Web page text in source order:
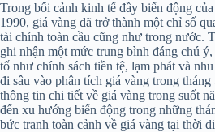
Trong bối cảnh kinh tế đầy biến động
1990, giá vàng đã trở thành một chỉ số
tài chính toàn cầu cũng như trong nước.
ghi nhận một mức trung bình đáng chú
tố như chính sách tiền tệ, lạm phát và
đi sâu vào phân tích giá vàng trong
thông tin chi tiết về giá vàng trong suốt
đến xu hướng biến động trong những
bức tranh toàn cảnh về giá vàng tại thời